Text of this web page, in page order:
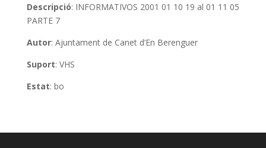
Descripció: INFORMATIVOS 2001 01 10 19 al 01 11 05
PARTE 7
Autor: Ajuntament de Canet d’En Berenguer
Suport: VHS
Estat: bo